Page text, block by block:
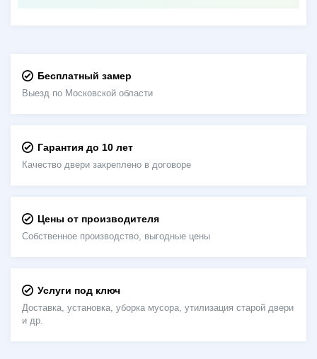
Бесплатный замер
Выезд по Московской области
Гарантия до 10 лет
Качество двери закреплено в договоре
Цены от производителя
Собственное производство, выгодные цены
Услуги под ключ
Доставка, установка, уборка мусора, утилизация старой двери
и др.